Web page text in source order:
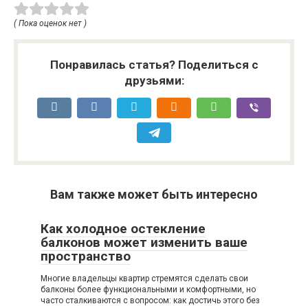
после демонтажа
натяжного потолка:
( Пока оценок нет )
Понравилась статья? Поделиться с
друзьями:
Вам также может быть интересно
Как холодное остекление
балконов может изменить ваше
пространство
Многие владельцы квартир стремятся сделать свои
балконы более функциональными и комфортными, но
часто сталкиваются с вопросом: как достичь этого без